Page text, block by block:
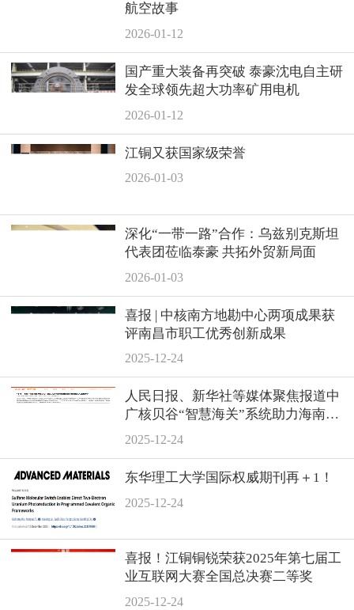
航空故事
2026-01-12
国产重大装备再突破 泰豪沈电自主研
发全球领先超大功率矿用电机
2026-01-12
江铜又获国家级荣誉
2026-01-03
深化“一带一路”合作：乌兹别克斯坦
代表团莅临泰豪 共拓外贸新局面
2026-01-03
喜报 | 中核南方地勘中心两项成果获
评南昌市职工优秀创新成果
2025-12-24
人民日报、新华社等媒体聚焦报道中
广核贝谷“智慧海关”系统助力海南自
贸港封关运作
2025-12-24
东华理工大学国际权威期刊再＋1！
2025-12-24
喜报！江铜铜锐荣获2025年第七届工
业互联网大赛全国总决赛二等奖
2025-12-24